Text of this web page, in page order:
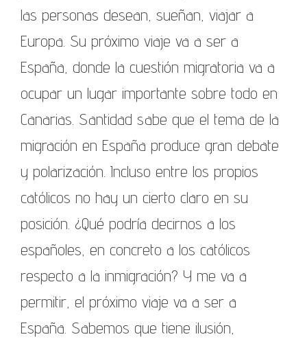
las personas desean, sueñan, viajar a
Europa. Su próximo viaje va a ser a
España, donde la cuestión migratoria va a
ocupar un lugar importante sobre todo en
Canarias. Santidad sabe que el tema de la
migración en España produce gran debate
y polarización. Incluso entre los propios
católicos no hay un cierto claro en su
posición. ¿Qué podría decirnos a los
españoles, en concreto a los católicos
respecto a la inmigración? Y me va a
permitir, el próximo viaje va a ser a
España. Sabemos que tiene ilusión,